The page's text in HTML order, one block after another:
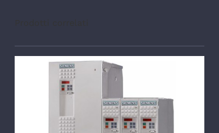
DETTAGLI